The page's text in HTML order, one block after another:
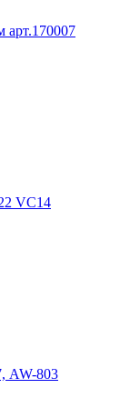
арт.170007
VC14
AW-803